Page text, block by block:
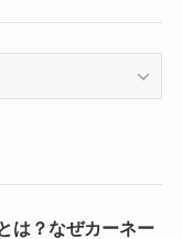
は？なぜカーネー